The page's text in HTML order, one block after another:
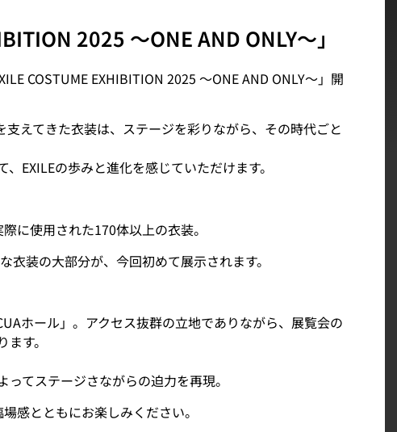
2025 ～ONE AND ONLY～」
COSTUME EXHIBITION 2025 ～ONE AND ONLY～」開
えてきた衣装は、ステージを彩りながら、その時代ごと
EXILEの歩みと進化を感じていただけます。
に使用された170体以上の衣装。
装の大部分が、今回初めて展示されます。
ホール」。アクセス抜群の立地でありながら、展覧会の
す。
てステージさながらの迫力を再現。
感とともにお楽しみください。